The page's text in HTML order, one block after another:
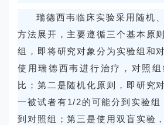
瑞德西韦临床实验采用随机
方法展开，主要遵循三个基本原
组，即将研究对象分为实验组和
使用瑞德西韦进行治疗，对照
比；第二是随机化原则，即研究
一被试者有1/2的可能分到实验组
到对照组；第三是使用双盲实验